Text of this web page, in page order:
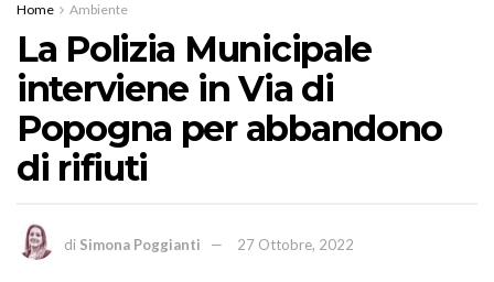
Home Ambiente
La Polizia Municipale
interviene in Via di
Popogna per abbandono
di rifiuti
di Simona Poggianti 27 Ottobre, 2022